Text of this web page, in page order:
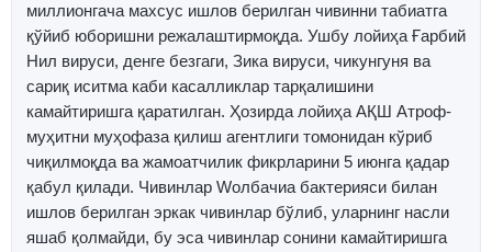
миллионгача махсус ишлов берилган чивинни табиатга
қўйиб юборишни режалаштирмоқда. Ушбу лойиҳа Ғарбий
Нил вируси, денге безгаги, Зика вируси, чикунгуня ва
сариқ иситма каби касалликлар тарқалишини
камайтиришга қаратилган. Ҳозирда лойиҳа АҚШ Атроф-
муҳитни муҳофаза қилиш агентлиги томонидан кўриб
чиқилмоқда ва жамоатчилик фикрларини 5 июнга қадар
қабул қилади. Чивинлар Wолбачиа бактерияси билан
ишлов берилган эркак чивинлар бўлиб, уларнинг насли
яшаб қолмайди, бу эса чивинлар сонини камайтиришга